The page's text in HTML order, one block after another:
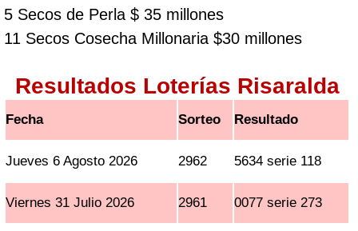
5 Secos de Perla $ 35 millones
11 Secos Cosecha Millonaria $30 millones
Resultados Loterías Risaralda
Fecha Sorteo Resultado
Jueves 6 Agosto 2026 2962 5634 serie 118
Viernes 31 Julio 2026 2961 0077 serie 273